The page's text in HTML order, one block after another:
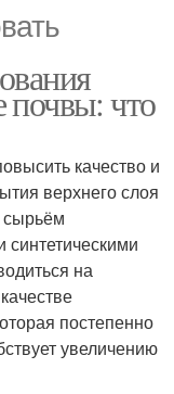
что
качество и
верхнего слоя
на
постепенно
увеличению